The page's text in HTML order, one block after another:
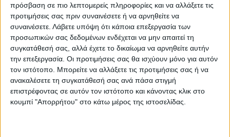
πρόσβαση σε πιο λεπτομερείς πληροφορίες και να αλλάξετε τις
προτιμήσεις σας πριν συναινέσετε ή να αρνηθείτε να
συναινέσετε. Λάβετε υπόψη ότι κάποια επεξεργασία των
προσωπικών σας δεδομένων ενδέχεται να μην απαιτεί τη
συγκατάθεσή σας, αλλά έχετε το δικαίωμα να αρνηθείτε αυτήν
την επεξεργασία. Οι προτιμήσεις σας θα ισχύουν μόνο για αυτόν
τον ιστότοπο. Μπορείτε να αλλάξετε τις προτιμήσεις σας ή να
ανακαλέσετε τη συγκατάθεσή σας ανά πάσα στιγμή
επιστρέφοντας σε αυτόν τον ιστότοπο και κάνοντας κλικ στο
κουμπί "Απορρήτου" στο κάτω μέρος της ιστοσελίδας.